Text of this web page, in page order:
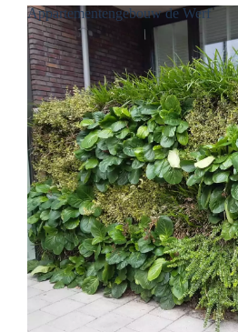
Appartementengebouw de Werf